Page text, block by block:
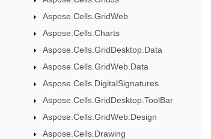
Aspose.Cells.GridWeb
Aspose.Cells.Charts
Aspose.Cells.GridDesktop.Data
Aspose.Cells.GridWeb.Data
Aspose.Cells.DigitalSignatures
Aspose.Cells.GridDesktop.ToolBar
Aspose.Cells.GridWeb.Design
Aspose.Cells.Drawing